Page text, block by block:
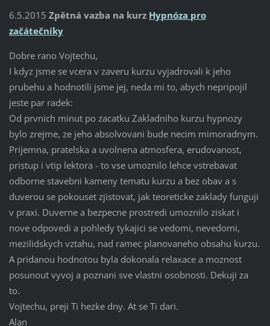
6.5.2015 Zpětná vazba na kurz Hypnóza pro
začátečníky
Dobre rano Vojtechu,
I kdyz jsme se vcera v zaveru kurzu vyjadrovali k jeho
prubehu a hodnotili jsme jej, neda mi to, abych nepripojil
jeste par radek:
Od prvnich minut po zacatku Zakladniho kurzu hypnozy
bylo zrejme, ze jeho absolvovani bude necim mimoradnym.
Prijemna, pratelska a uvolnena atmosfera, erudovanost,
pristup i vtip lektora - to vse umoznilo lehce vstrebavat
odborne stavebni kameny tematu kurzu a bez obav a s
duverou se pokouset zjistovat, jak teoreticke zaklady funguji
v praxi. Duverne a bezpecne prostredi umoznilo ziskat i
nove odpovedi a pohledy tykajici se vedomi, nevedomi,
mezilidskych vztahu, nad ramec planovaneho obsahu kurzu.
A pridanou hodnotou byla dokonala relaxace a moznost
posunout vyvoj a poznani sve vlastni osobnosti. Dekuji za
to.
Vojtechu, preji Ti hezke dny. At se Ti dari.
Alan